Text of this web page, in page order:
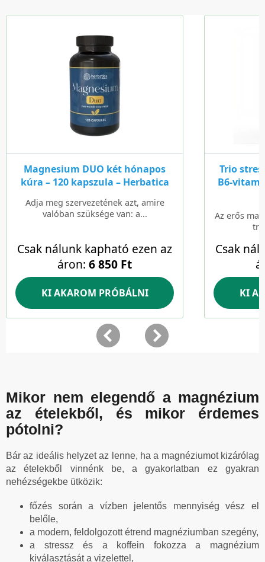
Mikor nem elegendő a magnézium
az ételekből, és mikor érdemes
pótolni?
Bár az ideális helyzet az lenne, ha a magnéziumot kizárólag
az ételekből vinnénk be, a gyakorlatban ez gyakran
nehézségekbe ütközik:
főzés során a vízben jelentős mennyiség vész el
belőle,
a modern, feldolgozott étrend magnéziumban szegény,
a stressz és a koffein fokozza a magnézium
kiválasztását a vizelettel,